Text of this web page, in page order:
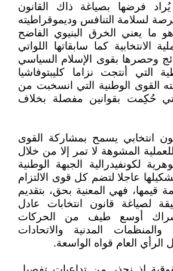
فرضها بصياغة ذاك القانون
فرصة لسلامة التنافس وديموقراطيته
ما يعني الخرق البنيوي الفاضح
الانتخابية كما سابقاتها اللواتي
وحصرها بقوى الإسلام السياسي
التي أنتجت نزاما كليبتوفاشيا
القوى الوطنية التي انسخبت من
حُكِمت بقوانين مفصلة بخلاف
انتخابي يسمح بمشاركة القوى
المشوهة لا تمر إلا من خلال
لكونفيدرالية الجبهة الوطنية
عاجلا لتضم كل قوى الالتزام
قيمها، فهي المعنية بحق، بتقديم
لصياغة قانون انتخابات عادل
أوسع طيف من الحركات
والمنظمات المدنية والاتحادات
العام قواه الواسعة.